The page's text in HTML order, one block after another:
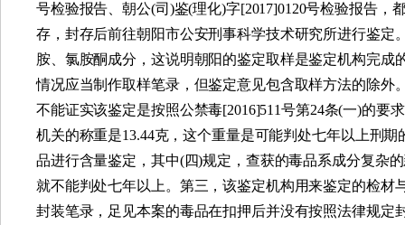
号检验报告、朝公(司 )鉴(理化)字[2017]0120号检验报告，
存，封存后前往朝阳市公安刑事科学技术研究所进行鉴定
胺、氯胺酮成分，这说明朝阳的鉴定取样是鉴定机构完成
情况应当制作取样笔录，但鉴定意见包含取样方法的除
不能证实该鉴定是按照公禁毒[2016]511号第24条(一)的要
机关的称重是13.44克，这个重量是可能判处七年以上刑期
品进行含量鉴定，其中(四)规定，查获的毒品系成分复杂
就不能判处七年以上。第三，该鉴定机构用来鉴定的检
封装笔录，足见本案的毒品在扣押后并没有按照法律规